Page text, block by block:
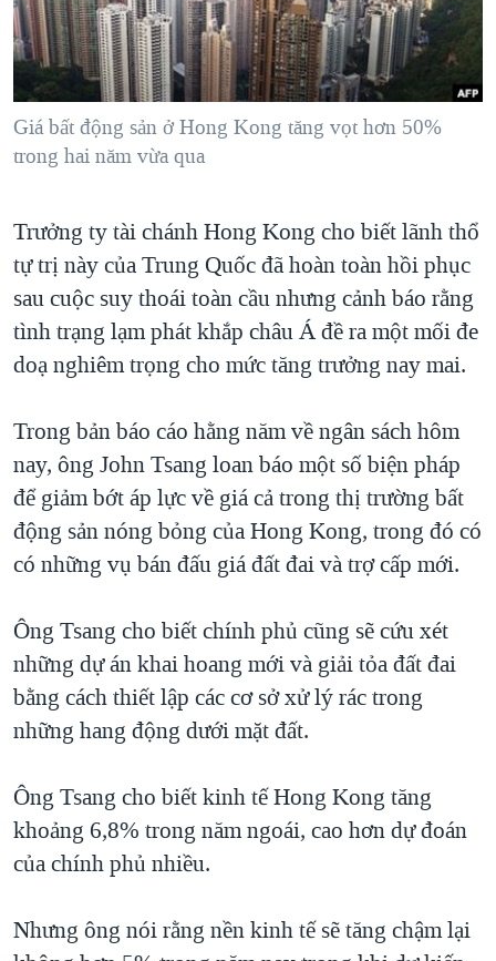
"Tìm"NGƯỜI VIỆT HẢI NGOẠI
ĐỜI SỐNG
KINH TẾ
KHOA HỌC
VĂN HOÁ
THỂ THAO
GIÁO DỤC
TẠI
HÀNH TRÌNH BẦU CỬ 2024
MỘT NĂM CHIẾN TRANH TẠI DẢI GAZA
GIẢI MÃ VÀNH ĐAI & CON ĐƯỜNG
NGÀY TỊ NẠN THẾ GIỚI
GROUND ZERO – XƯA VÀ NAY
CHI PHÍ CHIẾN TRANH AFGHANISTAN
CÁC GIÁ TRỊ CỘNG HÒA Ở VIỆT NAM
THƯỢNG ĐỈNH TRUMP-KIM TẠI VIỆT NAM
NGƯ DÂN VIỆT VÀ LÀN SÓNG TRỘM HẢI SÂM
BÊN KIA QUỐC LỘ: TIẾNG VỌNG TỪ NÔNG THÔN MỸ
QUAN HỆ VIỆT MỸ
VIDEO
NGHE
MẠNG XÃ HỘI
Ngôn ngữ khác
Giá bất động sản ở Hong Kong tăng vọt hơn 50%
trong hai năm vừa qua
Trưởng ty tài chánh Hong Kong cho biết lãnh thổ
tự trị này của Trung Quốc đã hoàn toàn hồi phục
sau cuộc suy thoái toàn cầu nhưng cảnh báo rằng
tình trạng lạm phát khắp châu Á đề ra một mối đe
doạ nghiêm trọng cho mức tăng trưởng nay mai.
Trong bản báo cáo hằng năm về ngân sách hôm
nay, ông John Tsang loan báo một số biện pháp
để giảm bớt áp lực về giá cả trong thị trường bất
động sản nóng bỏng của Hong Kong, trong đó có
có những vụ bán đấu giá đất đai và trợ cấp mới.
Ông Tsang cho biết chính phủ cũng sẽ cứu xét
những dự án khai hoang mới và giải tỏa đất đai
bằng cách thiết lập các cơ sở xử lý rác trong
những hang động dưới mặt đất.
Ông Tsang cho biết kinh tế Hong Kong tăng
khoảng 6,8% trong năm ngoái, cao hơn dự đoán
của chính phủ nhiều.
Nhưng ông nói rằng nền kinh tế sẽ tăng chậm lại